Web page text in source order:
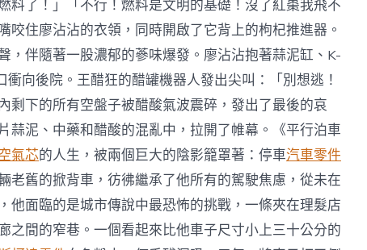
料了！」「不行！燃料是文明的基礎！沒了紅棗我飛不
咬住廖沾沾的衣領，同時開啟了它背上的枸杞推進器。
，伴隨著一股濃郁的蔘味爆發。廖沾沾抱著蒜泥缸、K-
向後院。王醋狂的醋罐機器人發出尖叫：「別想逃！
剩下的所有空盤子被醋酸氣波震碎，發出了最後的哀
蒜泥、中藥和醋酸的混亂中，拉開了帷幕。《平行泊車
氣芯的人生，被兩個巨大的陰影籠罩著：停車汽車零件
老舊的掀背車，彷彿繼承了他所有的駕駛焦慮，從未在
他面臨的是城市傳說中最恐怖的挑戰，一條夾在理髮店
之間的窄巷。一個看起來比他車子尺寸小上三十公分的